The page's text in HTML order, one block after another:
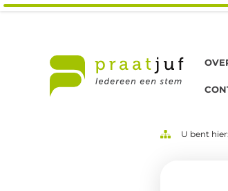
U bent hier: